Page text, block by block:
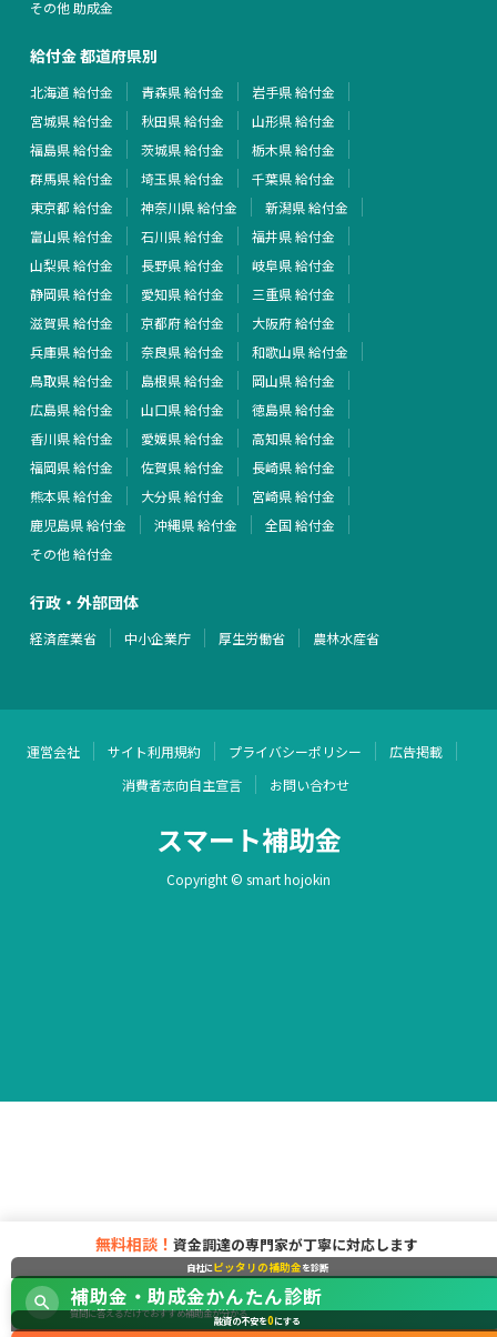
その他 助成金
給付金 都道府県別
北海道 給付金 青森県 給付金
岩手県 給付金
宮城県 給付金
秋田県 給付金
山形県 給付金
福島県 給付金
茨城県 給付金
栃木県 給付金
群馬県 給付金
埼玉県 給付金
千葉県 給付金
東京都 給付金
神奈川県 給付金
新潟県 給付金
富山県 給付金
石川県 給付金
福井県 給付金
山梨県 給付金
長野県 給付金
岐阜県 給付金
静岡県 給付金
愛知県 給付金
三重県 給付金
滋賀県 給付金
京都府 給付金
大阪府 給付金
兵庫県 給付金
奈良県 給付金
和歌山県 給付金
鳥取県 給付金
島根県 給付金
岡山県 給付金
広島県 給付金
山口県 給付金
徳島県 給付金
香川県 給付金
愛媛県 給付金
高知県 給付金
福岡県 給付金
佐賀県 給付金
長崎県 給付金
熊本県 給付金
大分県 給付金
宮崎県 給付金
鹿児島県 給付金
沖縄県 給付金
全国 給付金
その他 給付金
行政・外部団体
経済産業省 中小企業庁 厚生労働省 農林水産省
運営会社 サイト利用規約 プライバシーポリシー
広告掲載
消費者志向自主宣言
お問い合わせ
スマート補助金
Copyright © smart hojokin
無料相談！ 資金調達の専門家が丁寧に対応します
自社にピッタリの補助金を診断
補助金・助成金かんたん診断
質問に答えるだけでおすすめ補助金が分かる
融資の不安を0にする